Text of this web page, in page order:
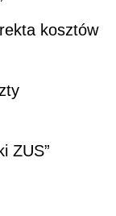
kosztów
ZUS”